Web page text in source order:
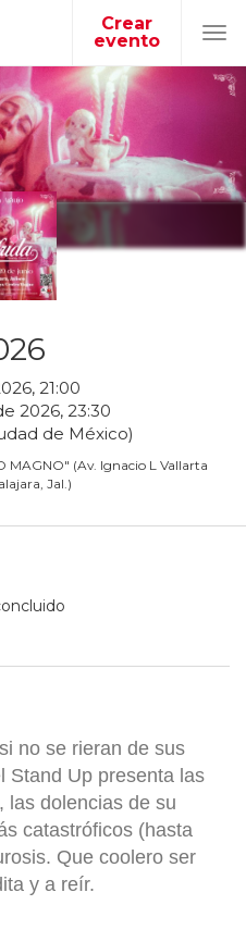
Crear
evento
, 21:00
2026, 23:30
de México)
MAGNO" (Av. Ignacio L Vallarta
Jal.)
no se rieran de sus
Stand Up presenta las
las dolencias de su
catastróficos (hasta
Que coolero ser
y a reír.